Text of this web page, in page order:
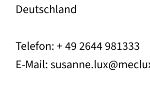
Deutschland
Telefon: + 49 2644 981333
E-Mail: